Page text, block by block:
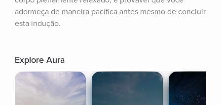
adormeça de maneira pacífica antes mesmo de concluir
esta indução.
Explore Aura